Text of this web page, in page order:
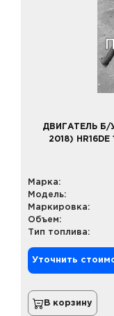
ДВИГАТЕЛЬ Б/У
2018)
Марка:
Модель:
Маркировка:
Объем:
Тип топлива:
Уточнить
В корзину